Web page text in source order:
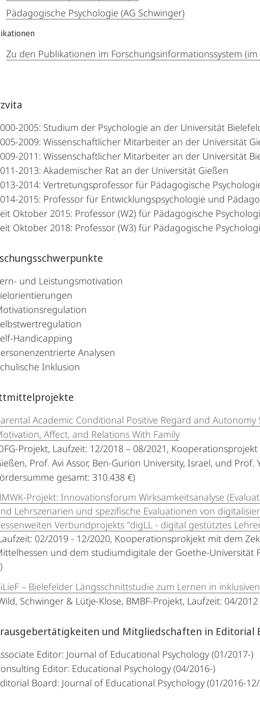
Pädagogische Psychologie (AG Schwinger)
Zu den Publikationen im Forschungsinformationssystem
2005: Studium der Psychologie an der Universität
2009: Wissenschaftlicher Mitarbeiter an der Universität
2011: Wissenschaftlicher Mitarbeiter an der Universität
2013: Akademischer Rat an der Universität Gießen
2014: Vertretungsprofessor für Pädagogische
2015: Professor für Entwicklungspsychologie und
Oktober 2015: Professor (W2) für Pädagogische
Oktober 2018: Professor (W3) für Pädagogische
und Leistungsmotivation
Handicapping
Analysen
Inklusion
Academic Conditional Positive Regard and
Affect, and Relations With Family
Projekt, Laufzeit: 12/2018 – 08/2021,
Prof. Avi Assor, Ben-Gurion University, Israel, und Prof.
gesamt: 310.438 €)
Projekt: Innovationsforum Wirksamkeitsanalyse
Lehrszenarien und spezifische Evaluationen von
Verbundprojekts "digLL - digital gestütztes
02/2019 - 12/2020, Kooperationsprokjekt mit dem
und dem studiumdigitale der Goethe-Universität
– Bielefelder Längsschnittstudie zum Lernen in
Schwinger & Lütje-Klose, BMBF-Projekt, Laufzeit: 04/
und Mitgliedschaften in Editorial
Editor: Journal of Educational Psychology (01/2017-)
Editor: Educational Psychology (04/2016-)
Board: Journal of Educational Psychology (01/2016-